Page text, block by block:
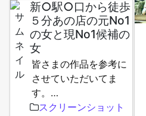
新○駅○口から徒歩
５分あの店の元No1
の女と現No1候補の
女
皆さまの作品を参考に
させていただいてま
す。…
スクリーンショット